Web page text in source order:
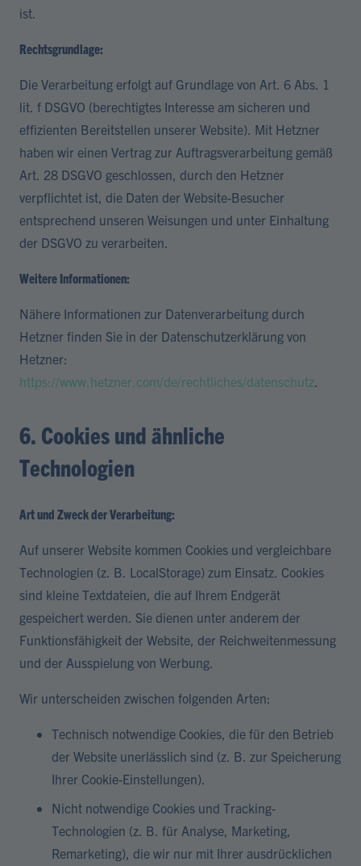
ist.
Rechtsgrundlage:
Die Verarbeitung erfolgt auf Grundlage von Art. 6 Abs. 1
lit. f DSGVO (berechtigtes Interesse am sicheren und
effizienten Bereitstellen unserer Website). Mit Hetzner
haben wir einen Vertrag zur Auftragsverarbeitung gemäß
Art. 28 DSGVO geschlossen, durch den Hetzner
verpflichtet ist, die Daten der Website-Besucher
entsprechend unseren Weisungen und unter Einhaltung
der DSGVO zu verarbeiten.
Weitere Informationen:
Nähere Informationen zur Datenverarbeitung durch
Hetzner finden Sie in der Datenschutzerklärung von
Hetzner:
https://www.hetzner.com/de/rechtliches/datenschutz.
6. Cookies und ähnliche
Technologien
Art und Zweck der Verarbeitung:
Auf unserer Website kommen Cookies und vergleichbare
Technologien (z. B. LocalStorage) zum Einsatz. Cookies
sind kleine Textdateien, die auf Ihrem Endgerät
gespeichert werden. Sie dienen unter anderem der
Funktionsfähigkeit der Website, der Reichweitenmessung
und der Ausspielung von Werbung.
Wir unterscheiden zwischen folgenden Arten:
Technisch notwendige Cookies, die für den Betrieb
der Website unerlässlich sind (z. B. zur Speicherung
Ihrer Cookie-Einstellungen).
Nicht notwendige Cookies und Tracking-
Technologien (z. B. für Analyse, Marketing,
Remarketing), die wir nur mit Ihrer ausdrücklichen